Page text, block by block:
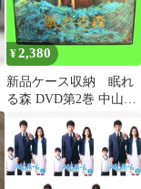
¥2,380
新品ケース収納 眠れ
る森 DVD第2巻 中山美
穂 木村拓哉